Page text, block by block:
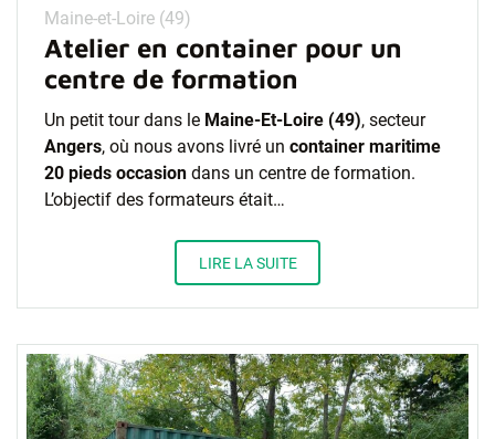
Maine-et-Loire (49)
Atelier en container pour un
centre de formation
Un petit tour dans le Maine-Et-Loire (49), secteur
Angers, où nous avons livré un container maritime
20 pieds occasion dans un centre de formation.
L’objectif des formateurs était…
LIRE LA SUITE